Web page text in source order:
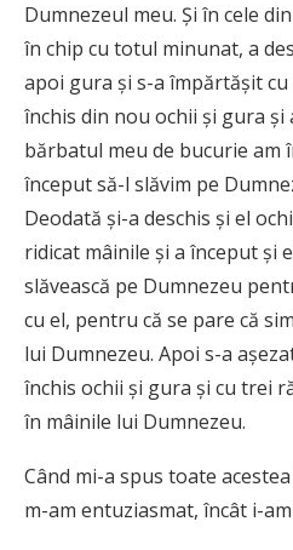
Dumnezeul meu. Și în cele
în chip cu totul minunat, a
apoi gura și s-a împărtășit cu
închis din nou ochii și gura și
bărbatul meu de bucurie am
început să-l slăvim pe
Deodată și-a deschis și el
ridicat mâinile și a început și
slăvească pe Dumnezeu
cu el, pentru că se pare că
lui Dumnezeu. Apoi s-a
închis ochii și gura și cu trei
în mâinile lui Dumnezeu.
Când mi-a spus toate
m-am entuziasmat, încât i-